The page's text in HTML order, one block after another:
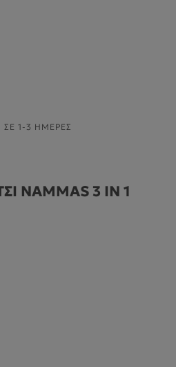
1-3 ΗΜΈΡΕΣ
NAMMAS 3 IN 1